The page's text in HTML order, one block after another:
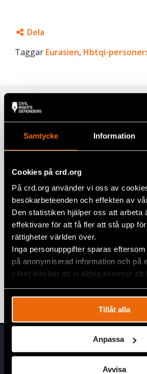
Samtycke Information
Cookies på crd.org
På crd.org använder vi oss av
besökarbeteenden och effekten av
Den statistiken hjälper oss att arbeta
effektivare för att få fler att stå upp
rättigheter världen över.
Inga personuppgifter sparas
på anonymiserad information och på
vilket innebär att vi aldrig kommer att
Tillåt alla
Anpassa
Avvisa
Dela
Facebook
Google+
Taggar Eurasien, Hbtqi-
Relaterade artiklar
Natalia
frisläppt från belarusiskt
20 mars 2026
Ett år sedan domen mot
Viasnamedlemmar
BELARUS, UTTALANDEN
Nobelpristagaren Ales
till 10 års fängelse